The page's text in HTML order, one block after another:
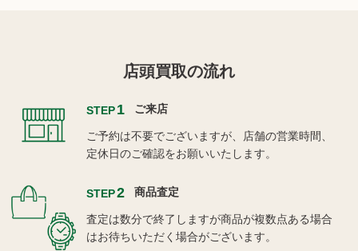
店頭買取の流れ
STEP1 ご来店
ご予約は不要でございますが、店舗の営業時間、
定休日のご確認をお願いいたします。
STEP2 商品査定
査定は数分で終了しますが商品が複数点ある場合
はお待ちいただく場合がございます。